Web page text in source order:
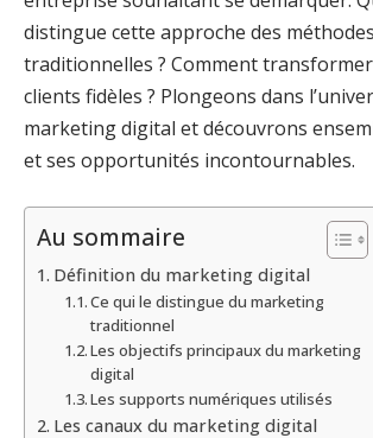
distingue cette approche des méthodes
traditionnelles ? Comment transformer
clients fidèles ? Plongeons dans
marketing digital et découvrons
et ses opportunités incontournables.
Au sommaire
Définition du marketing digital
Ce qui le distingue du marketing
traditionnel
Les objectifs principaux du marketing
digital
Les supports numériques utilisés
Les canaux du marketing digital